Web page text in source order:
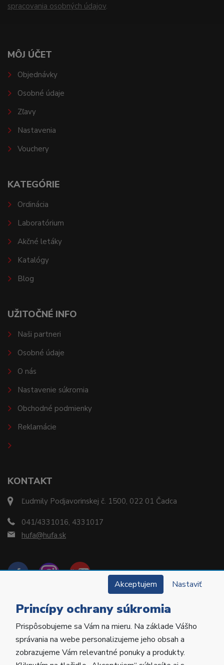
spracovania osobných údajov.
KONTAKT
Ľudmily Podjavorinskej č. 1500, 022 01 Čadca
041/4331016, 4331017
hufa@hufa.sk
MÔJ ÚČET
Objednávky
Osobné údaje
Zľavy
Nastavenia
Vouchery
KATEGÓRIE
Ordinácia
Laboratórium
Akčné letáky
Katalógy
Blog
UŽITOČNÉ INFO
Naši partneri
Osobné údaje
O nás
Nastavenie súkromia
Obchodné podmienky
Reklamácie
Copyright © 2022 Hu-Fa Dental a.s. Všetky práva
vyhradené.
Akceptujem Nastaviť
Princípy ochrany súkromia
Prispôsobujeme sa Vám na mieru. Na základe Vášho
správania na webe personalizujeme jeho obsah a
zobrazujeme Vám relevantné ponuky a produkty.